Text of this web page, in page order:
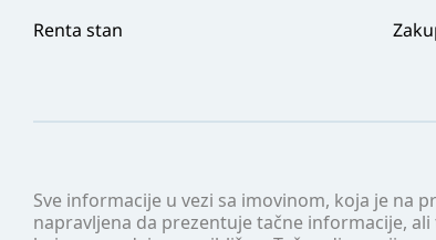
Sve informacije u vezi sa imovinom, koja je na
napravljena da prezentuje tačne informacije,
Renta stan